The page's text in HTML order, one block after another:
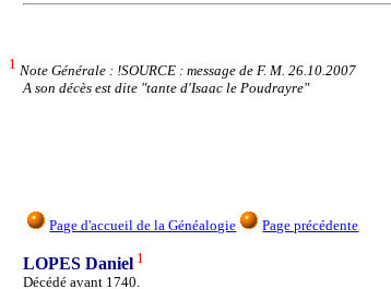
1 Note Générale : !SOURCE : message de F. M. 26.10.2007
A son décès est dite "tante d'Isaac le Poudrayre"
Page d'accueil de la Généalogie Page précédente
LOPES Daniel 1
Décédé avant 1740.